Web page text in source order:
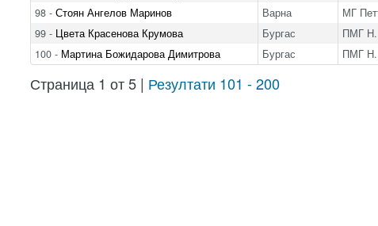
98 - Стоян Ангелов Маринов Варна МГ
99 - Цвета Красенова Крумова Бургас ПМГ Н.
100 - Мартина Божидарова Димитрова Бургас ПМГ Н.
Страница 1 от 5 | Резултати 101 - 200